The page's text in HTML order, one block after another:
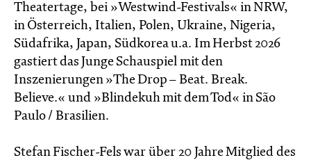
Theatertage, bei »Westwind-Festivals« in NRW,
in Österreich, Italien, Polen, Ukraine, Nigeria,
Südafrika, Japan, Südkorea u.a. Im Herbst 2026
gastiert das Junge Schauspiel mit den
Inszenierungen »The Drop – Beat. Break.
Believe.« und »Blindekuh mit dem Tod« in São
Paulo / Brasilien.
Stefan Fischer-Fels war über 20 Jahre Mitglied des